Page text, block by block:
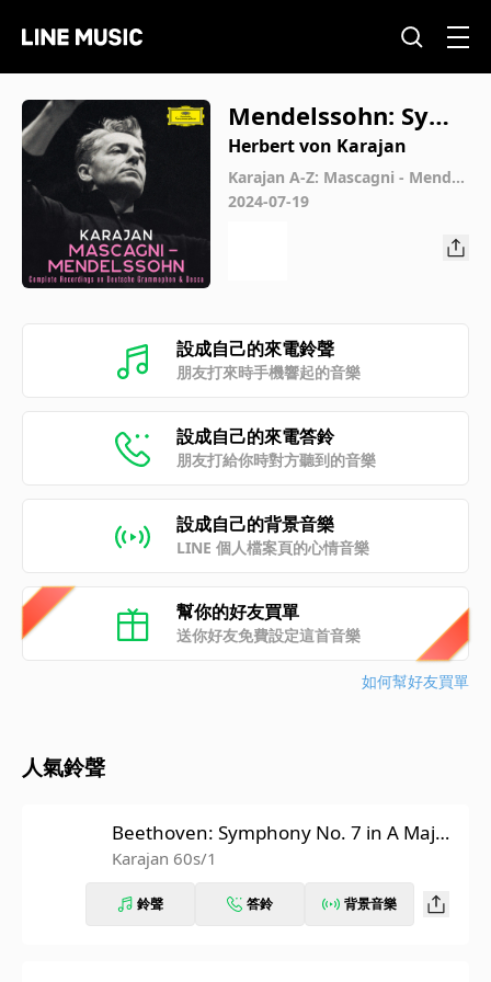
Mendelssohn: Symp
hony No. 2 in B-Flat
Major, Op. 52 "Hym
n of Praise": I. Sinfo
nia: a. Maestoso co
Herbert von Karajan
Karajan A-Z: Mascagni - Mendel
ssohn
2024-07-19
設成自己的來電鈴聲
朋友打來時手機響起的音樂
設成自己的來電答鈴
朋友打給你時對方聽到的音樂
設成自己的背景音樂
LINE 個人檔案頁的心情音樂
幫你的好友買單
送你好友免費設定這首音樂
如何幫好友買單
人氣鈴聲
Beethoven: Symphony No. 7 in A Major,
Op. 92: II. Allegretto (Recorded 1962)
Karajan 60s/1
鈴聲 答鈴 背景音樂